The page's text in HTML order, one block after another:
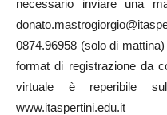
necessario inviare una
0874.96958 (solo di
format di registrazione da
virtuale è reperibile
www.itaspertini.edu.it